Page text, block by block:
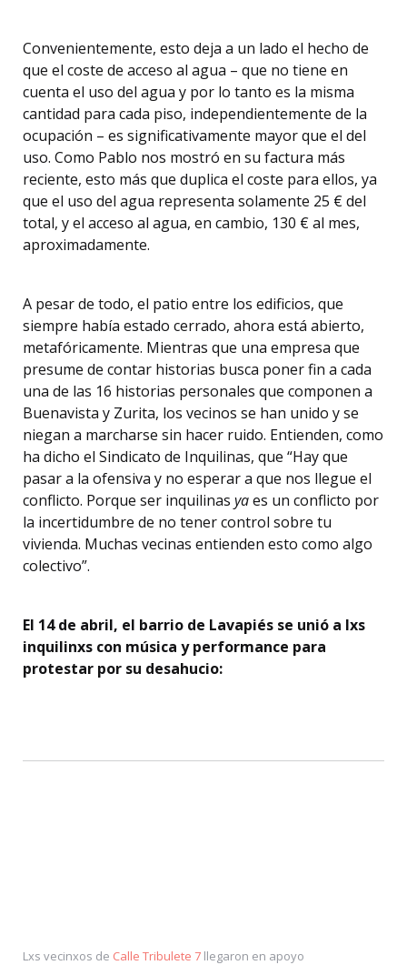
Convenientemente, esto deja a un lado el hecho de
que el coste de acceso al agua – que no tiene en
cuenta el uso del agua y por lo tanto es la misma
cantidad para cada piso, independientemente de la
ocupación – es significativamente mayor que el del
uso. Como Pablo nos mostró en su factura más
reciente, esto más que duplica el coste para ellos, ya
que el uso del agua representa solamente 25 € del
total, y el acceso al agua, en cambio, 130 € al mes,
aproximadamente.
A pesar de todo, el patio entre los edificios, que
siempre había estado cerrado, ahora está abierto,
metafóricamente. Mientras que una empresa que
presume de contar historias busca poner fin a cada
una de las 16 historias personales que componen a
Buenavista y Zurita, los vecinos se han unido y se
niegan a marcharse sin hacer ruido. Entienden, como
ha dicho el Sindicato de Inquilinas, que “Hay que
pasar a la ofensiva y no esperar a que nos llegue el
conflicto. Porque ser inquilinas yaes un conflicto por
la incertidumbre de no tener control sobre tu
vivienda. Muchas vecinas entienden esto como algo
colectivo”.
El 14 de abril, el barrio de Lavapiés se unió a lxs
inquilinxs con música y performance para
protestar por su desahucio:
Lxs vecinxos de Calle Tribulete 7 llegaron en apoyo